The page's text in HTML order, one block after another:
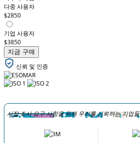
다중 사용자
$2850
기업 사용자
$3850
지금 구매
신뢰 및 인증
시장 조사 요구 사항을 위해 우리를 신뢰하는 기업들